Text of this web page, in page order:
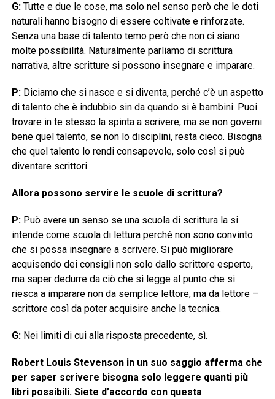
G: Tutte e due le cose, ma solo nel senso però che le doti
naturali hanno bisogno di essere coltivate e rinforzate.
Senza una base di talento temo però che non ci siano
molte possibilità. Naturalmente parliamo di scrittura
narrativa, altre scritture si possono insegnare e imparare.
P: Diciamo che si nasce e si diventa, perché c’è un aspetto
di talento che è indubbio sin da quando si è bambini. Puoi
trovare in te stesso la spinta a scrivere, ma se non governi
bene quel talento, se non lo disciplini, resta cieco. Bisogna
che quel talento lo rendi consapevole, solo così si può
diventare scrittori.
Allora possono servire le scuole di scrittura?
P: Può avere un senso se una scuola di scrittura la si
intende come scuola di lettura perché non sono convinto
che si possa insegnare a scrivere. Si può migliorare
acquisendo dei consigli non solo dallo scrittore esperto,
ma saper dedurre da ciò che si legge al punto che si
riesca a imparare non da semplice lettore, ma da lettore –
scrittore così da poter acquisire anche la tecnica.
G: Nei limiti di cui alla risposta precedente, sì.
Robert Louis Stevenson in un suo saggio afferma che
per saper scrivere bisogna solo leggere quanti più
libri possibili. Siete d’accordo con questa